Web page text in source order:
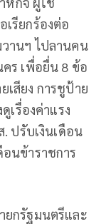
รียกร้องต่อ
านฯ ไปลานคน
ร เพื่อยื่น 8 ข้อ
เสียง การชูป้าย
เรื่องค่าแรง
. ปรับเงินเดือน
นข้าราชการ
ยกรัฐมนตรีและ